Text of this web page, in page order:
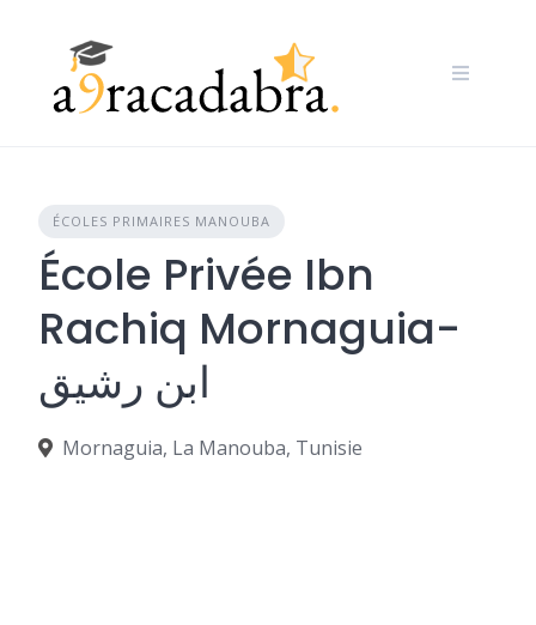
ÉCOLES PRIMAIRES MANOUBA
École Privée Ibn
Rachiq Mornaguia-
ابن رشيق
Mornaguia, La Manouba, Tunisie